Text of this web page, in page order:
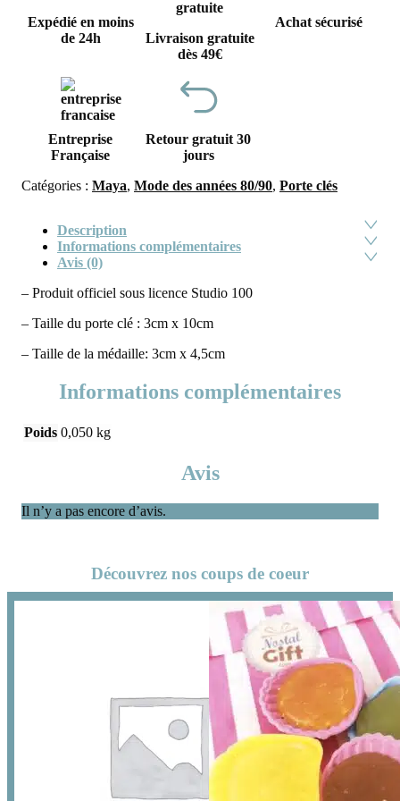
Expédié en moins
de 24h
Livraison gratuite
dès 49€
Achat sécurisé
Entreprise
Française
Retour gratuit 30
jours
Catégories : Maya, Mode des années 80/90, Porte clés
Description
Informations complémentaires
Avis (0)
– Produit officiel sous licence Studio 100
– Taille du porte clé : 3cm x 10cm
– Taille de la médaille: 3cm x 4,5cm
Informations complémentaires
Poids 0,050 kg
Avis
Il n’y a pas encore d’avis.
Découvrez nos coups de coeur